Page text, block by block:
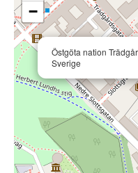
Östgöta nation
Sverige
−